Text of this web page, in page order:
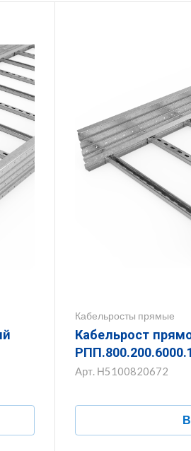
Кабельросты прямые
Кабельрост
Арт. Н5100820672